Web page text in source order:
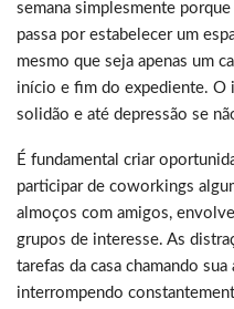
semana simplesmente
passa por estabelecer um
mesmo que seja apenas um
início e fim do expediente. O
solidão e até depressão se
É fundamental criar
participar de coworkings
almoços com amigos,
grupos de interesse. As
tarefas da casa chamando
interrompendo